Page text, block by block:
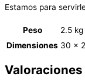
Estamos para
Peso
2.5 kg
Dimensiones 30 ×
Valoraciones